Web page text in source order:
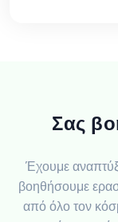
Σας
Έχουμε
βοηθήσουμε
από όλο τον